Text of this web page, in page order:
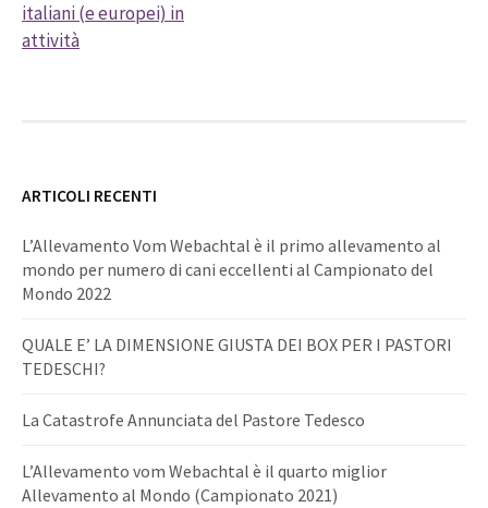
italiani (e europei) in
attività
ARTICOLI RECENTI
L’Allevamento Vom Webachtal è il primo allevamento al
mondo per numero di cani eccellenti al Campionato del
Mondo 2022
QUALE E’ LA DIMENSIONE GIUSTA DEI BOX PER I PASTORI
TEDESCHI?
La Catastrofe Annunciata del Pastore Tedesco
L’Allevamento vom Webachtal è il quarto miglior
Allevamento al Mondo (Campionato 2021)